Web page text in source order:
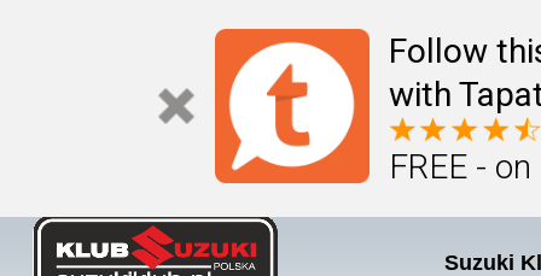
Follow
with
FREE -
Suzuki